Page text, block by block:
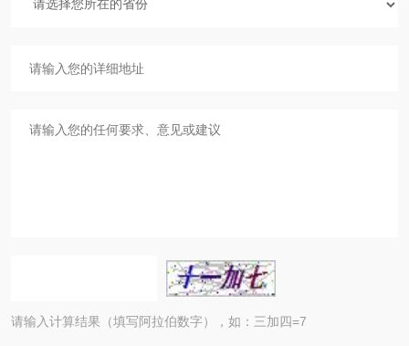
请输入计算结果（填写阿拉伯数字），如：三加四=7